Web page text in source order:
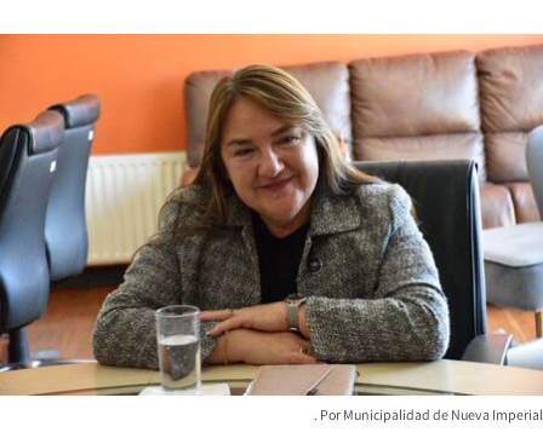
Municipalidad de Nueva Imperial